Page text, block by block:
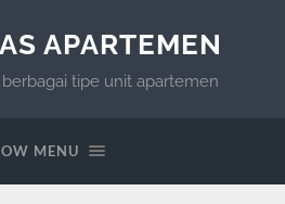
APARTEMEN
tipe unit apartemen
MENU